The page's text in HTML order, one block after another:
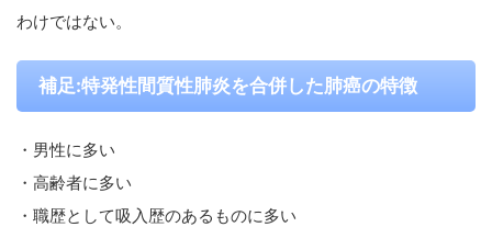
わけではない。
補足:特発性間質性肺炎を合併した肺癌の特徴
・男性に多い
・高齢者に多い
・職歴として吸入歴のあるものに多い